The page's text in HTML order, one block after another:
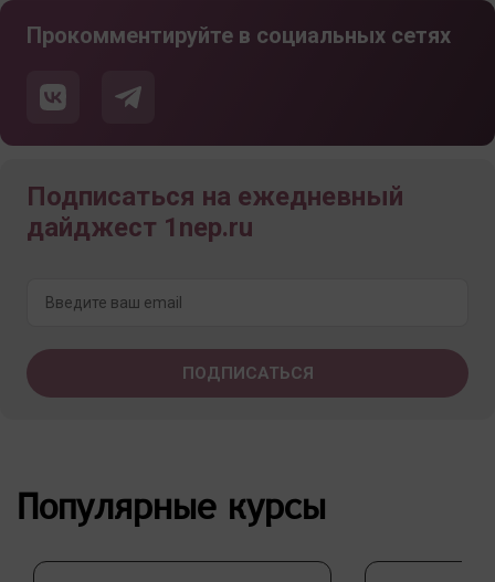
Прокомментируйте в социальных сетях
Подписаться на ежедневный
дайджест 1nep.ru
Популярные курсы